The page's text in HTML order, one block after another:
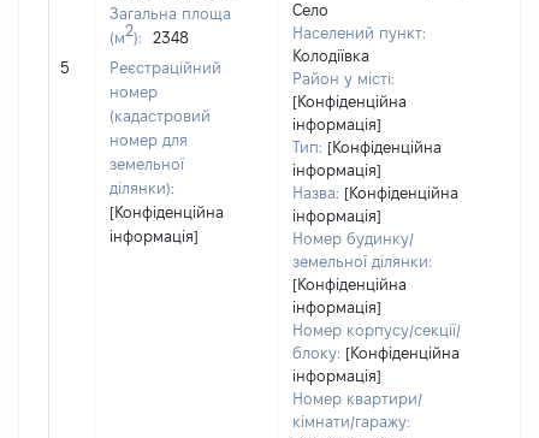
5
Загальна площа
(м2):
2348
Реєстраційний
номер
(кадастровий
номер для
земельної
ділянки):
[Конфіденційна
інформація]
Село
Населений пункт:
Колодіївка
Район у місті:
[Конфіденційна
інформація]
Тип: [Конфіденційна
інформація]
Назва: [Конфіденційна
інформація]
Номер будинку/
земельної ділянки:
[Конфіденційна
інформація]
Номер корпусу/секції/
блоку: [Конфіденційна
інформація]
Номер квартири/
кімнати/гаражу: